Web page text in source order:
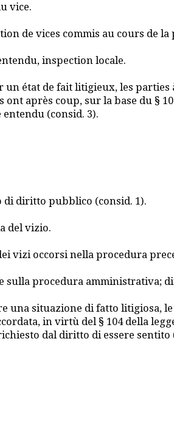
vice.
de vices commis au cours de
inspection locale.
état de fait litigieux, les
après coup, sur la base du §
(consid. 3).
diritto pubblico (consid. 1).
del vizio.
vizi occorsi nella procedura
sulla procedura amministrativa;
una situazione di fatto litigiosa,
in virtù del § 104 della
dal diritto di essere sentito